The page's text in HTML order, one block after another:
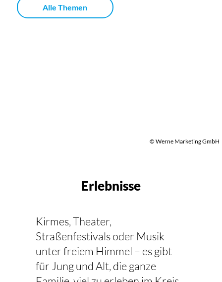
Alle Themen
© Werne Marketing GmbH
Erlebnisse
Kirmes, Theater,
Straßenfestivals oder Musik
unter freiem Himmel – es gibt
für Jung und Alt, die ganze